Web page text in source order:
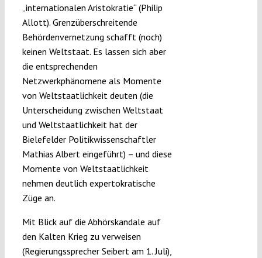
„internationalen Aristokratie“ (Philip
Allott). Grenzüberschreitende
Behördenvernetzung schafft (noch)
keinen Weltstaat. Es lassen sich aber
die entsprechenden
Netzwerkphänomene als Momente
von Weltstaatlichkeit deuten (die
Unterscheidung zwischen Weltstaat
und Weltstaatlichkeit hat der
Bielefelder Politikwissenschaftler
Mathias Albert eingeführt) – und diese
Momente von Weltstaatlichkeit
nehmen deutlich expertokratische
Züge an.
Mit Blick auf die Abhörskandale auf
den Kalten Krieg zu verweisen
(Regierungssprecher Seibert am 1. Juli),